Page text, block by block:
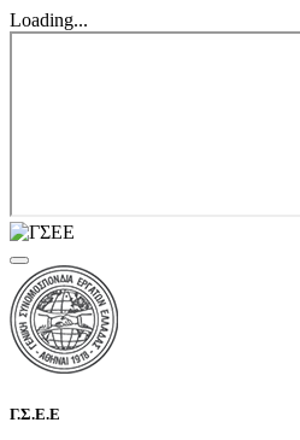
Loading...
Γ.Σ.Ε.Ε